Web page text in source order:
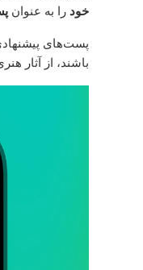
خود را به عنوان
پست‌های
باشند، از آثار